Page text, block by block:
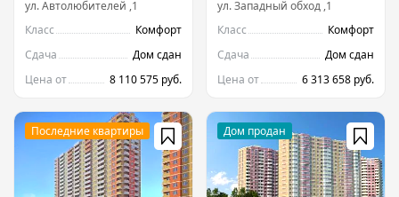
ул.Автолюбителей ,1
Класс
Комфорт
Сдача
Дом сдан
Цена от
8 110 575 руб.
ул.Западный обход ,1
Класс
Комфорт
Сдача
Дом сдан
Цена от
6 313 658 руб.